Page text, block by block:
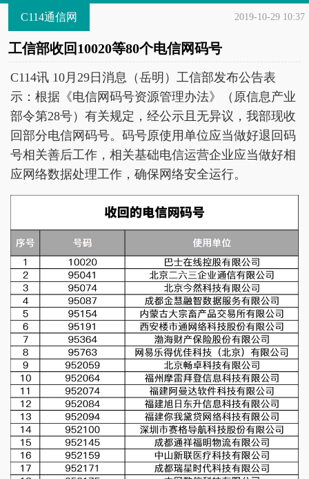
C114通信网 2019-10-29 10:37
工信部收回10020等80个电信网码号
C114讯 10月29日消息（岳明）工信部发布公告表
示：根据《电信网码号资源管理办法》（原信息产业
部令第28号）有关规定，经公示且无异议，我部现收
回部分电信网码号。码号原使用单位应当做好退回码
号相关善后工作，相关基础电信运营企业应当做好相
应网络数据处理工作，确保网络安全运行。